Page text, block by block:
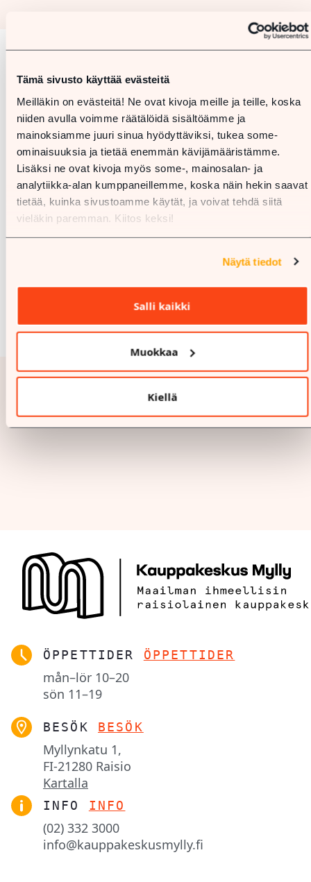
Tämä sivusto käyttää evästeitä
Meilläkin on evästeitä! Ne ovat kivoja meille ja teille, koska
niiden avulla voimme räätälöidä sisältöämme ja
mainoksiamme juuri sinua hyödyttäviksi, tukea some-
ominaisuuksia ja tietää enemmän kävijämääristämme.
Lisäksi ne ovat kivoja myös some-, mainosalan- ja
analytiikka-alan kumppaneillemme, koska näin hekin saavat
tietää, kuinka sivustoamme käytät, ja voivat tehdä siitä
vieläkin paremman. Kiitos keksi!
Näytä tiedot
Salli kaikki
Muokkaa
Kiellä
ÖPPETTIDER ÖPPETTIDER
mån–lör 10–20
sön 11–19
BESÖK BESÖK
Myllynkatu 1,
FI-21280 Raisio
Kartalla
INFO INFO
(02) 332 3000
info@kauppakeskusmylly.fi